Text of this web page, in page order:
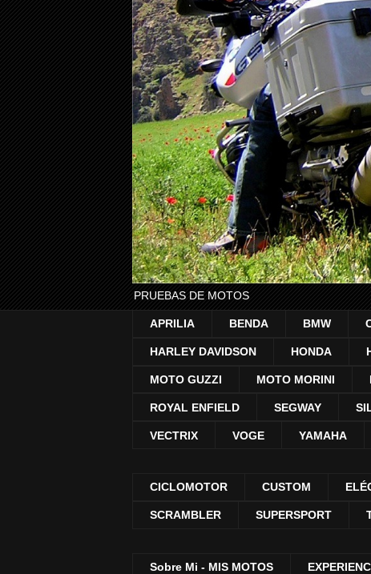
PRUEBAS DE MOTOS
APRILIA BENDA BMW
HARLEY DAVIDSON HONDA
MOTO GUZZI MOTO MORINI
ROYAL ENFIELD SEGWAY
VECTRIX VOGE YAMAHA
CICLOMOTOR CUSTOM
SCRAMBLER SUPERSPORT
Sobre Mi - MIS MOTOS